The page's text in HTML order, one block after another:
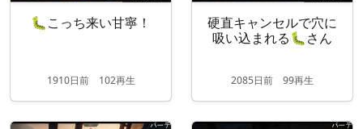
🐛こっち来い甘寧！
1910日前102再生
硬直キャンセルで穴に
吸い込まれる🐛さん
2085日前 99再生